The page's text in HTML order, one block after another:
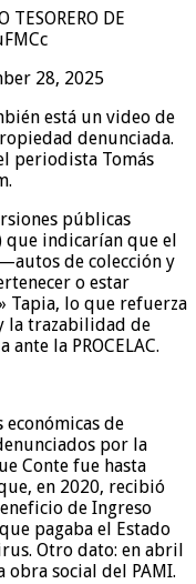
DE
28, 2025
está un video de
denunciada.
periodista Tomás
públicas
que indicarían que el
de colección y
o estar
Tapia, lo que refuerza
la trazabilidad de
la PROCELAC.
de
por la
Conte fue hasta
en 2020, recibió
de Ingreso
pagaba el Estado
Otro dato: en abril
obra social del PAMI.